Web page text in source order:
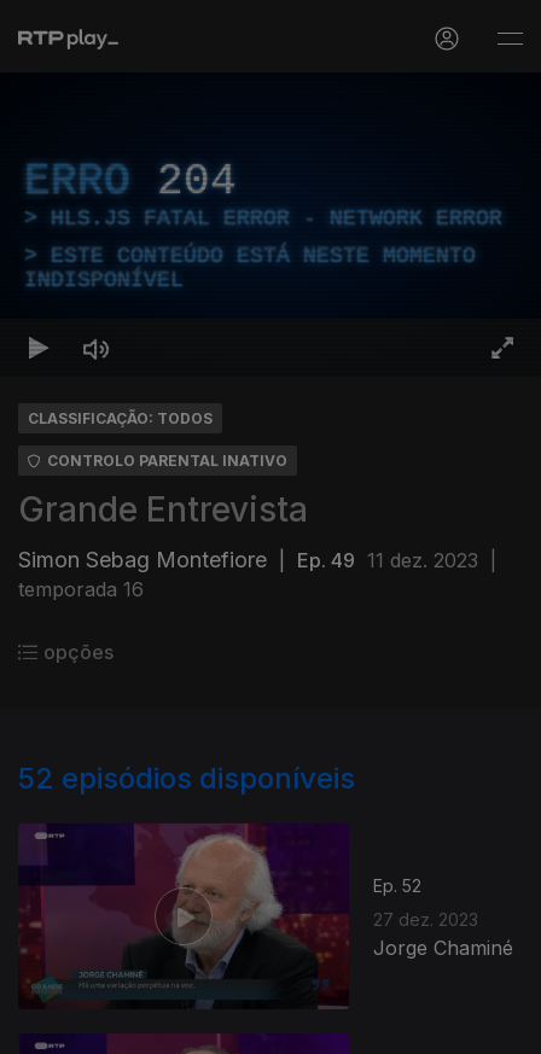
ERRO 204
HLS.JS FATAL ERROR - NETWORK ERROR
ESTE CONTEÚDO ESTÁ NESTE MOMENTO
INDISPONÍVEL
CLASSIFICAÇÃO: TODOS
CONTROLO PARENTAL INATIVO
Grande Entrevista
Simon Sebag Montefiore Ep. 49 11 dez. 2023
temporada 16
opções
52 episódios disponíveis
Ep. 52
27 dez. 2023
Jorge Chaminé